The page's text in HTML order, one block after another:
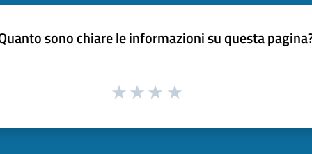
sono chiare le informazioni su questa